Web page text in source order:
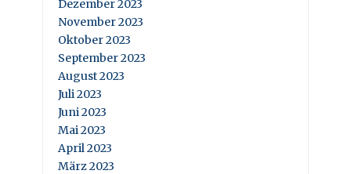
Dezember 2023
November 2023
Oktober 2023
September 2023
August 2023
Juli 2023
Juni 2023
Mai 2023
April 2023
März 2023